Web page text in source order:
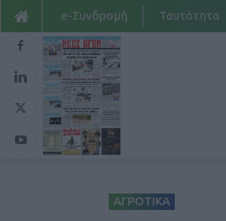
e-Συνδρομή Ταυτότητα
ΑΓΡΟΤΙΚΑ